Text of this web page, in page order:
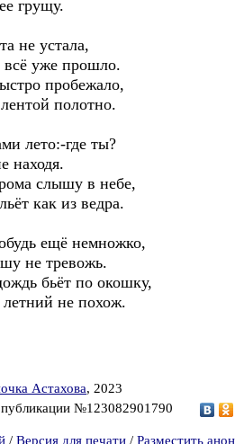
грущу.
не устала,
всё уже прошло.
пробежало,
полотно.
лето:-где ты?
находя.
слышу в небе,
как из ведра.
ещё немножко,
не тревожь.
бьёт по окошку,
летний не похож.
Астахова, 2023
публикации №123082901790
/ Версия для печати / Разместить